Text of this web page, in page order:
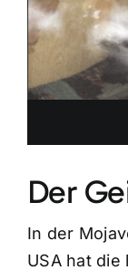
Der
In der
USA hat